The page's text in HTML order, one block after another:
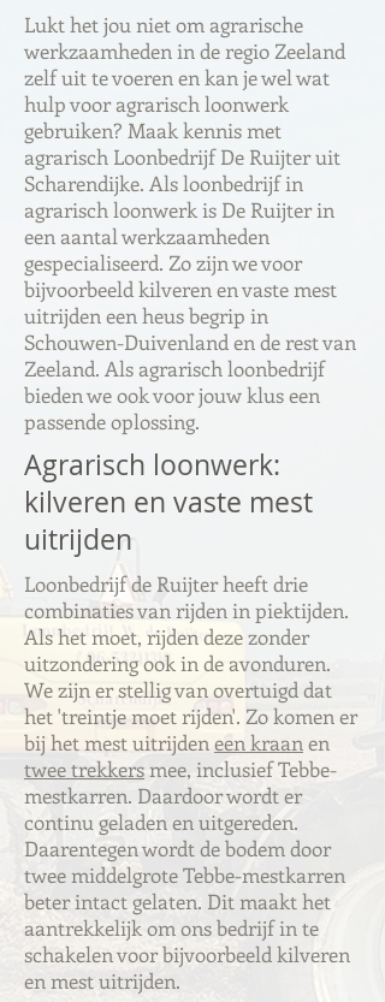
Lukt het jou niet om agrarische
werkzaamheden in de regio Zeeland
zelf uit te voeren en kan je wel wat
hulp voor agrarisch loonwerk
gebruiken? Maak kennis met
agrarisch Loonbedrijf De Ruijter uit
Scharendijke. Als loonbedrijf in
agrarisch loonwerk is De Ruijter in
een aantal werkzaamheden
gespecialiseerd. Zo zijn we voor
bijvoorbeeld kilveren en vaste mest
uitrijden een heus begrip in
Schouwen-Duivenland en de rest van
Zeeland. Als agrarisch loonbedrijf
bieden we ook voor jouw klus een
passende oplossing.
Agrarisch loonwerk:
kilveren en vaste mest
uitrijden
Loonbedrijf de Ruijter heeft drie
combinaties van rijden in piektijden.
Als het moet, rijden deze zonder
uitzondering ook in de avonduren.
We zijn er stellig van overtuigd dat
het 'treintje moet rijden'. Zo komen er
bij het mest uitrijden een kraan en
twee trekkersmee, inclusief Tebbe-
mestkarren. Daardoor wordt er
continu geladen en uitgereden.
Daarentegen wordt de bodem door
twee middelgrote Tebbe-mestkarren
beter intact gelaten. Dit maakt het
aantrekkelijk om ons bedrijf in te
schakelen voor bijvoorbeeld kilveren
en mest uitrijden.